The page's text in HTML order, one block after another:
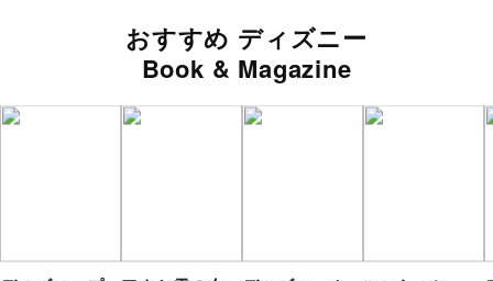
おすすめ ディズニー
Book & Magazine